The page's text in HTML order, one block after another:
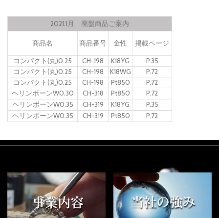
2021.1月 廃盤商品ご案内
商品名 商品番号 金性
掲載ページ
コンパクト(丸)0.25
CH-198 K18YG
P.35
コンパクト(丸)0.25
CH-198 K18WG
P.72
コンパクト(丸)0.25
CH-198 Pt850
P.72
ヘリンボーンW0.30
CH-318 Pt850
P.72
ヘリンボーンW0.35
CH-319 K18YG
P.35
ヘリンボーンW0.35
CH-319 Pt850 P.72